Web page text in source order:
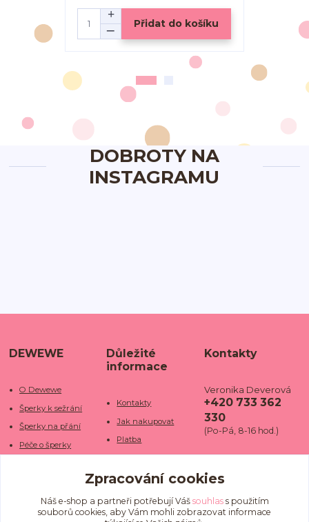
Přidat do košíku
DOBROTY NA
INSTAGRAMU
DEWEWE
O Dewewe
Šperky k sežrání
Šperky na přání
Péče o šperky
Kamenné obchody
Fotogalerie
Důležité
informace
Kontakty
Jak nakupovat
Platba
Doba dodání
Doprava
Obchodní podmínky
Kontakty
Veronika Deverová
+420 733 362
330
(Po-Pá, 8-16 hod.)
we.cz
Zpracování cookies
Náš e-shop a partneři potřebují Váš souhlass použitím
souborů cookies, aby Vám mohli zobrazovat informace